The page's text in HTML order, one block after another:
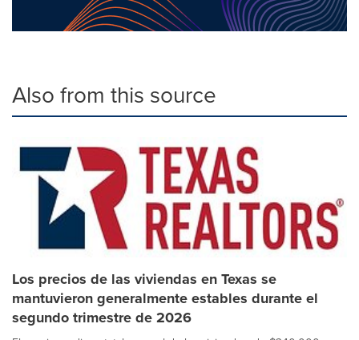
Also from this source
Los precios de las viviendas en Texas se
mantuvieron generalmente estables durante el
segundo trimestre de 2026